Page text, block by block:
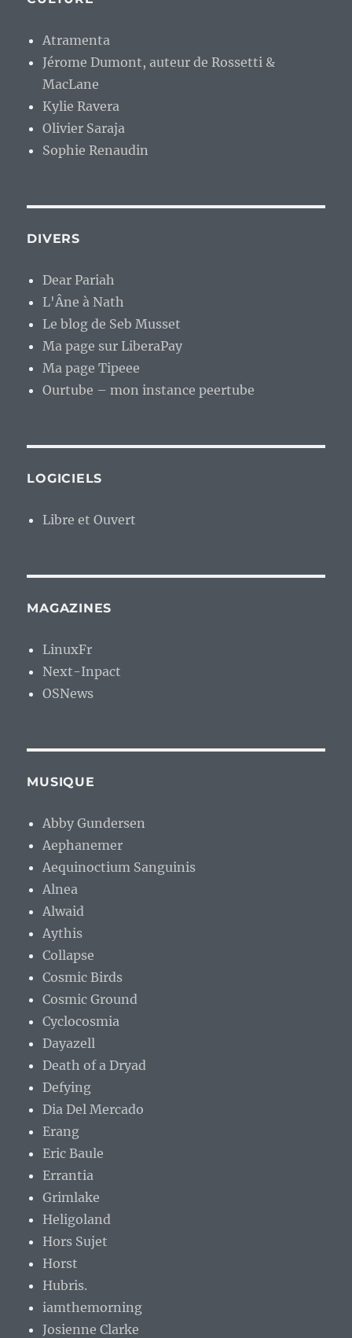
Atramenta
Jérome Dumont, auteur de Rossetti &
MacLane
Kylie Ravera
Olivier Saraja
Sophie Renaudin
DIVERS
Dear Pariah
L'Âne à Nath
Le blog de Seb Musset
Ma page sur LiberaPay
Ma page Tipeee
Ourtube – mon instance peertube
LOGICIELS
Libre et Ouvert
MAGAZINES
LinuxFr
Next-Inpact
OSNews
MUSIQUE
Abby Gundersen
Aephanemer
Aequinoctium Sanguinis
Alnea
Alwaid
Aythis
Collapse
Cosmic Birds
Cosmic Ground
Cyclocosmia
Dayazell
Death of a Dryad
Defying
Dia Del Mercado
Erang
Eric Baule
Errantia
Grimlake
Heligoland
Hors Sujet
Horst
Hubris.
iamthemorning
Josienne Clarke